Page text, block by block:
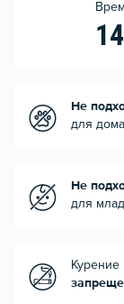
Не
для
Не
для
Курение